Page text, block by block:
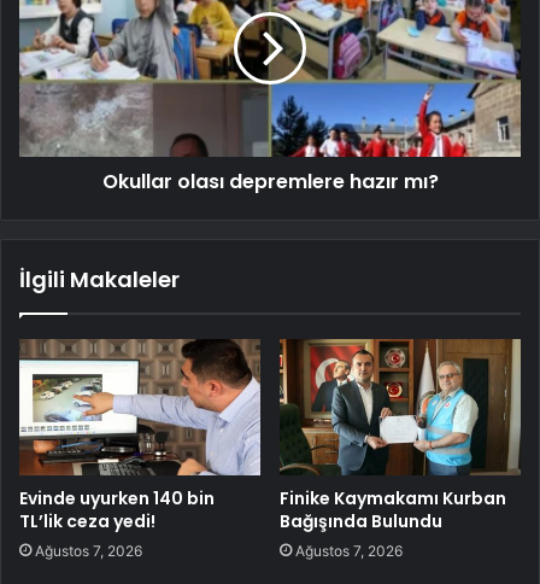
Okullar olası depremlere hazır mı?
İlgili Makaleler
Evinde uyurken 140 bin
TL’lik ceza yedi!
Ağustos 7, 2026
Finike Kaymakamı Kurban
Bağışında Bulundu
Ağustos 7, 2026